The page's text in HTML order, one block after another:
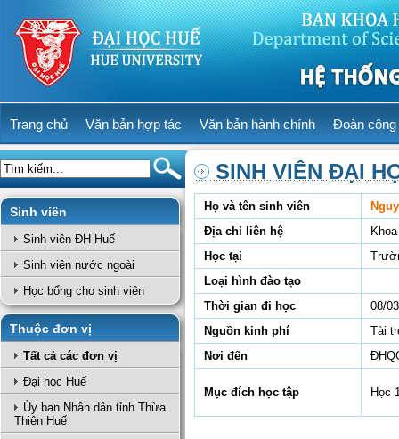
Trang chủ Văn bản hợp tác Văn bản hành chính Đoàn công
Sinh viên
Sinh viên ĐH Huế
Sinh viên nước ngoài
Học bổng cho sinh viên
Thuộc đơn vị
Tất cả các đơn vị
Đại học Huế
Ủy ban Nhân dân tỉnh Thừa
Thiên Huế
SINH VIÊN ĐẠI
Họ và tên sinh viên
Địa chỉ liên hệ
Học tại
Loại hình đào tạo
Thời gian đi học
08/
Nguồn kinh phí
Tài
Nơi đến
Mục đích học tập Học